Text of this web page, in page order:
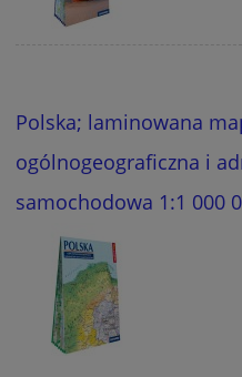
Polska; laminowana
ogólnogeograficzna i
samochodowa 1:1 000